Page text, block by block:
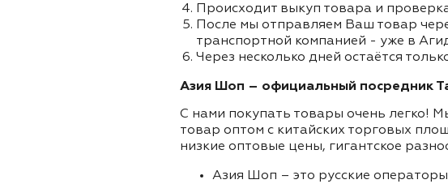
Происходит выкуп товара и
После мы отправляем Ваш товар
транспортной компанией - уже в
Через несколько дней остаётся
Азия Шоп – официальный посредник
С нами покупать товары очень легко!
товар оптом с китайских торговых
низкие оптовые цены, гигантское
Азия Шоп – это русские